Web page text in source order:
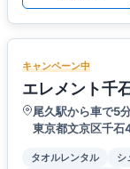
キャンペーン中
エレメント千
尾久駅から車で5
東京都文京区千
タオルレンタル シ